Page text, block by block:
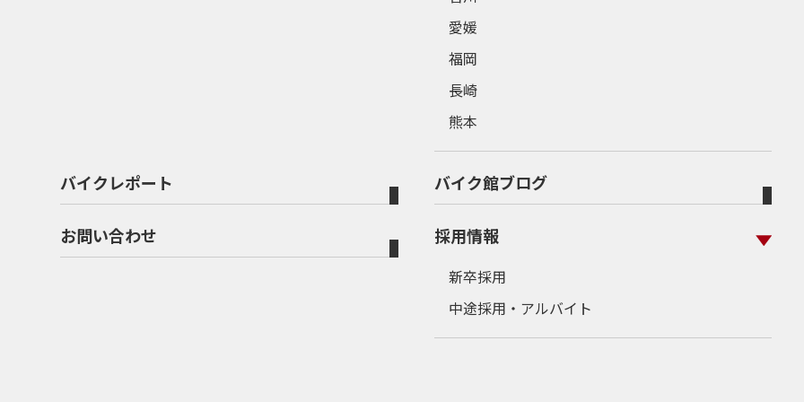
愛媛
福岡
長崎
熊本
バイクレポート バイク館ブログ
お問い合わせ 採用情報
新卒採用
中途採用・アルバイト